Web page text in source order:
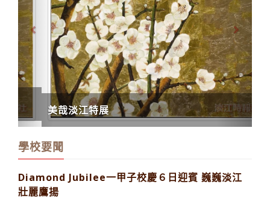
美哉淡江特展
學校要聞
Diamond Jubilee一甲子校慶６日迎賓 巍巍淡江
壯麗鷹揚